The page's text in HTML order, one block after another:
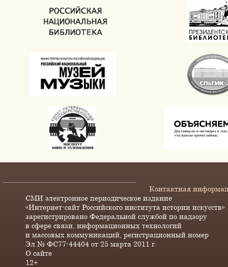
Контактная
СМИ электронное периодическое издание
«Интернет-сайт Российского института истории искусств»
зарегистрировано Федеральной службой по надзору
в сфере связи, информационных технологий
и массовых коммуникаций, регистрационный номер
Эл № ФС77-44404 от 25 марта 2011 г.
О сайте
12+